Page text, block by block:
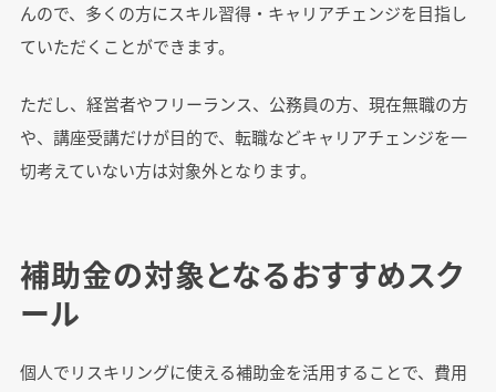
んので、多くの方にスキル習得・キャリアチェンジを目指し
ていただくことができます。
ただし、経営者やフリーランス、公務員の方、現在無職の方
や、講座受講だけが目的で、転職などキャリアチェンジを一
切考えていない方は対象外となります。
補助金の対象となるおすすめスク
ール
個人でリスキリングに使える補助金を活用することで、費用